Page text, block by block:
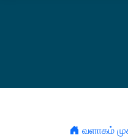
வளாகம்